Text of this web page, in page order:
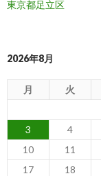
東京都足立区
2026年8月
月 火
3
4
10
11
17
18